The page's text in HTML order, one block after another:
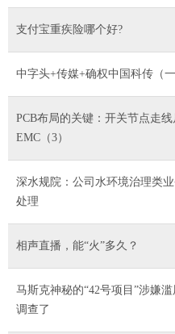
支付宝重疾险哪个好?
中字头+传媒+确权中国科传（一
PCB布局的关键：开关节点走
EMC（3）
深水规院：公司水环境治理类
处理
相声直播，能“火”多久？
马斯克神秘的“42号项目”涉嫌
调查了